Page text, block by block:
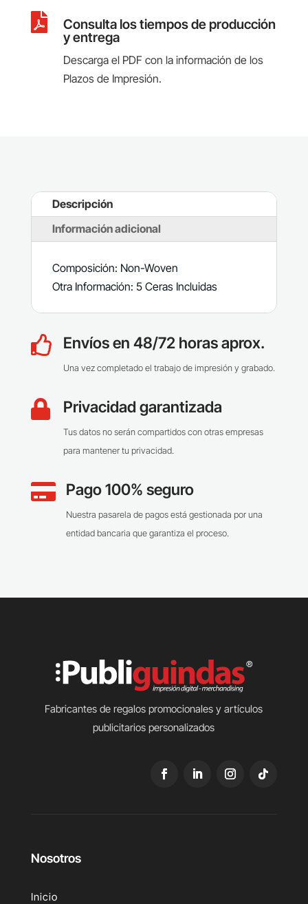
 Consulta los tiempos de producción
y entrega
Descarga el PDF con la información de los
Plazos de Impresión.
Descripción
Información adicional
Composición: Non-Woven
Otra Información: 5 Ceras Incluidas
 Envíos en 48/72 horas aprox.
Una vez completado el trabajo de impresión y grabado.
 Privacidad garantizada
Tus datos no serán compartidos con otras empresas
para mantener tu privacidad.
 Pago 100% seguro
Nuestra pasarela de pagos está gestionada por una
entidad bancaria que garantiza el proceso.
Fabricantes de regalos promocionales y artículos
publicitarios personalizados
Nosotros
Inicio